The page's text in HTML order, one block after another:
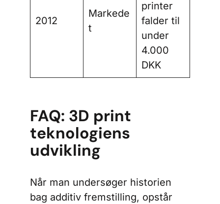
2012
Markede
t
printer
falder til
under
4.000
DKK
FAQ: 3D print
teknologiens
udvikling
Når man undersøger historien
bag additiv fremstilling, opstår